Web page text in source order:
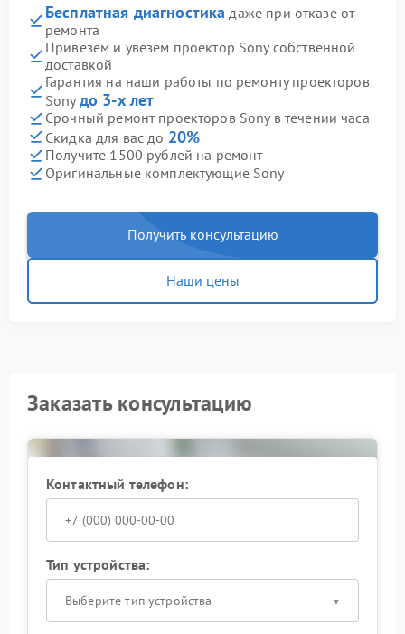
Бесплатная диагностика даже при отказе от
ремонта
Привезем и увезем проектор Sony собственной
доставкой
Гарантия на наши работы по ремонту проекторов
Sony до 3-х лет
Срочный ремонт проекторов Sony в течении часа
Скидка для вас до 20%
Получите 1500 рублей на ремонт
Оригинальные комплектующие Sony
Получить консультацию
Наши цены
Заказать консультацию
Контактный телефон:
Тип устройства:
Выберите тип устройства